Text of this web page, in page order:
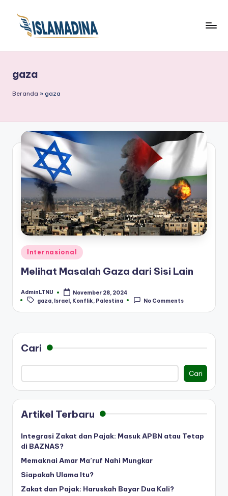
gaza
Beranda » gaza
Posted
in
Internasional
Melihat Masalah Gaza dari Sisi Lain
Posted
by
AdminLTNU November 28, 2024
Tags:
gaza Israel Konflik Palestina No Comments
Cari
Cari
Artikel Terbaru
Integrasi Zakat dan Pajak: Masuk APBN atau Tetap
di BAZNAS?
Memaknai Amar Ma’ruf Nahi Mungkar
Siapakah Ulama Itu?
Zakat dan Pajak: Haruskah Bayar Dua Kali?